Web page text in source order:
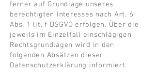
ferner auf Grundlage unseres
berechtigten Interesses nach Art. 6
Abs. 1 lit. f DSGVO erfolgen. Über die
jeweils im Einzelfall einschlägigen
Rechtsgrundlagen wird in den
folgenden Absätzen dieser
Datenschutzerklärung informiert.